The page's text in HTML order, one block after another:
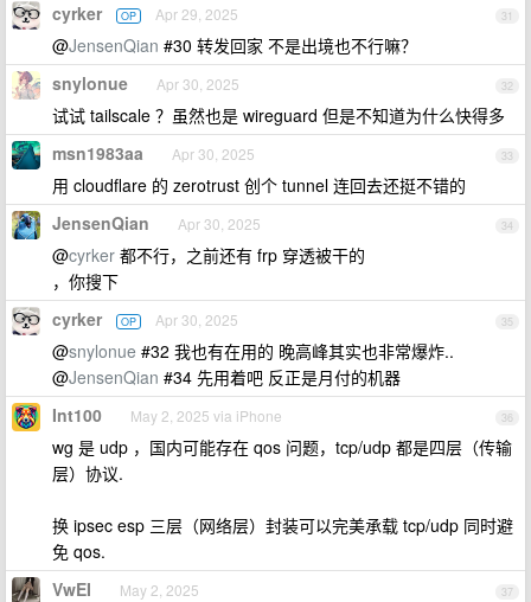
31
cyrker OP Apr 29, 2025
@JensenQian #30 转发回家 不是出境也不行嘛？
32
snylonue Apr 30, 2025
试试 tailscale ？虽然也是 wireguard 但是不知道为什么快得多
33
msn1983aa Apr 30, 2025
用 cloudflare 的 zerotrust 创个 tunnel 连回去还挺不错的
34
JensenQian Apr 30, 2025
@cyrker 都不行，之前还有 frp 穿透被干的
，你搜下
35
cyrker OP Apr 30, 2025
@snylonue #32 我也有在用的 晚高峰其实也非常爆炸..
@JensenQian #34 先用着吧 反正是月付的机器
36
Int100 May 2, 2025 via iPhone
wg 是 udp ，国内可能存在 qos 问题，tcp/udp 都是四层（传输
层）协议.
换 ipsec esp 三层（网络层）封装可以完美承载 tcp/udp 同时避
免 qos.
37
VwEI May 2, 2025